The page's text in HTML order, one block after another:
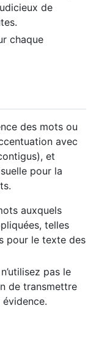
de
chaque
des mots ou
avec
et
pour la
auxquels
telles
pour le texte des
pas le
de transmettre